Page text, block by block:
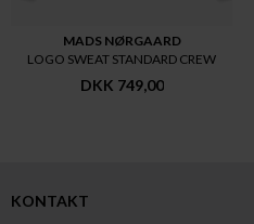
MADS NØRGAARD
LOGO SWEAT STANDARD CREW
DKK 749,00
KONTAKT